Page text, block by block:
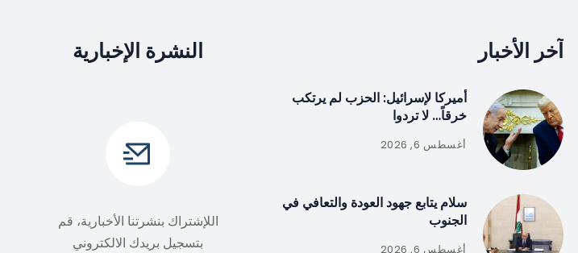
آخر الأخبار
أميركا لإسرائيل: الحزب لم يرتكب
خرقاً… لا تردوا
أغسطس 6, 2026
سلام يتابع جهود العودة والتعافي في
الجنوب
أغسطس 6, 2026
النشرة الإخبارية
اللإشتراك بنشرتنا الأخبارية، قم
بتسجيل بريدك الالكتروني